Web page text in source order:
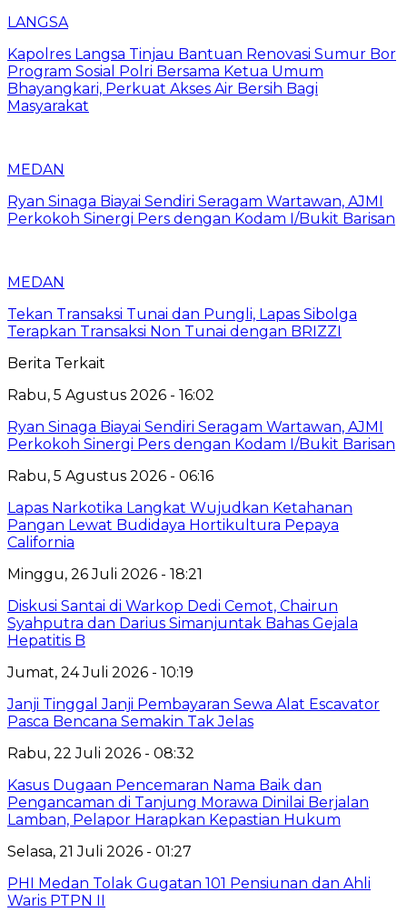
LANGSA
Kapolres Langsa Tinjau Bantuan Renovasi Sumur Bor
Program Sosial Polri Bersama Ketua Umum
Bhayangkari, Perkuat Akses Air Bersih Bagi
Masyarakat
MEDAN
Ryan Sinaga Biayai Sendiri Seragam Wartawan, AJMI
Perkokoh Sinergi Pers dengan Kodam I/Bukit Barisan
MEDAN
Tekan Transaksi Tunai dan Pungli, Lapas Sibolga
Terapkan Transaksi Non Tunai dengan BRIZZI
Berita Terkait
Rabu, 5 Agustus 2026 - 16:02
Ryan Sinaga Biayai Sendiri Seragam Wartawan, AJMI
Perkokoh Sinergi Pers dengan Kodam I/Bukit Barisan
Rabu, 5 Agustus 2026 - 06:16
Lapas Narkotika Langkat Wujudkan Ketahanan
Pangan Lewat Budidaya Hortikultura Pepaya
California
Minggu, 26 Juli 2026 - 18:21
Diskusi Santai di Warkop Dedi Cemot, Chairun
Syahputra dan Darius Simanjuntak Bahas Gejala
Hepatitis B
Jumat, 24 Juli 2026 - 10:19
Janji Tinggal Janji Pembayaran Sewa Alat Escavator
Pasca Bencana Semakin Tak Jelas
Rabu, 22 Juli 2026 - 08:32
Kasus Dugaan Pencemaran Nama Baik dan
Pengancaman di Tanjung Morawa Dinilai Berjalan
Lamban, Pelapor Harapkan Kepastian Hukum
Selasa, 21 Juli 2026 - 01:27
PHI Medan Tolak Gugatan 101 Pensiunan dan Ahli
Waris PTPN II